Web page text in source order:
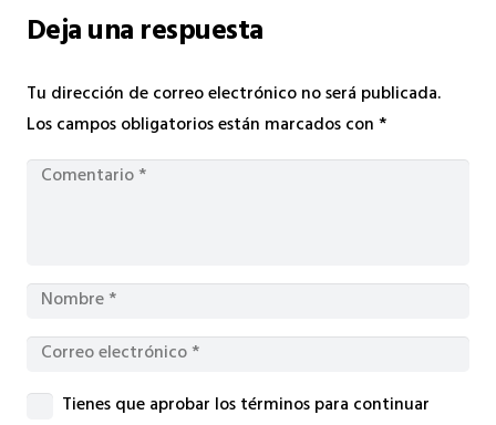
Deja una respuesta
Tu dirección de correo electrónico no será publicada.
Los campos obligatorios están marcados con*
Tienes que aprobar los términos para continuar